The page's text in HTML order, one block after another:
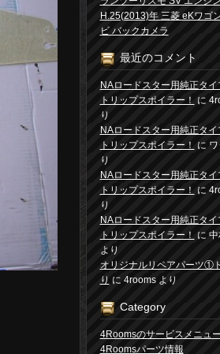
H.25(2013)年 三菱 eKワゴ
ビ バックカメラ
最近のコメント
NAロードスター用純正タイ
トリップスポイラー！
に
り
NAロードスター用純正タイ
トリップスポイラー！
に
り
NAロードスター用純正タイ
トリップスポイラー！
に
り
NAロードスター用純正タイ
トリップスポイラー！
に 中
より
オリジナルリペアパーツ①
り に 4roomsより
Category
4Roomsのサービスメニュー
4Roomsパーツ情報